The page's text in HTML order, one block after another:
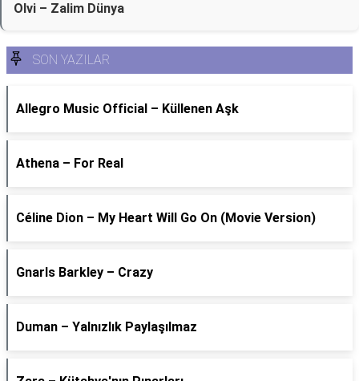
Olvi – Zalim Dünya
SON YAZILAR
Allegro Music Official – Küllenen Aşk
Athena – For Real
Céline Dion – My Heart Will Go On (Movie Version)
Gnarls Barkley – Crazy
Duman – Yalnızlık Paylaşılmaz